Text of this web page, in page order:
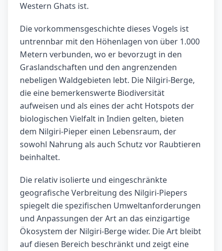
Western Ghats ist.
Die vorkommensgeschichte dieses Vogels ist
untrennbar mit den Höhenlagen von über 1.000
Metern verbunden, wo er bevorzugt in den
Graslandschaften und den angrenzenden
nebeligen Waldgebieten lebt. Die Nilgiri-Berge,
die eine bemerkenswerte Biodiversität
aufweisen und als eines der acht Hotspots der
biologischen Vielfalt in Indien gelten, bieten
dem Nilgiri-Pieper einen Lebensraum, der
sowohl Nahrung als auch Schutz vor Raubtieren
beinhaltet.
Die relativ isolierte und eingeschränkte
geografische Verbreitung des Nilgiri-Piepers
spiegelt die spezifischen Umweltanforderungen
und Anpassungen der Art an das einzigartige
Ökosystem der Nilgiri-Berge wider. Die Art bleibt
auf diesen Bereich beschränkt und zeigt eine